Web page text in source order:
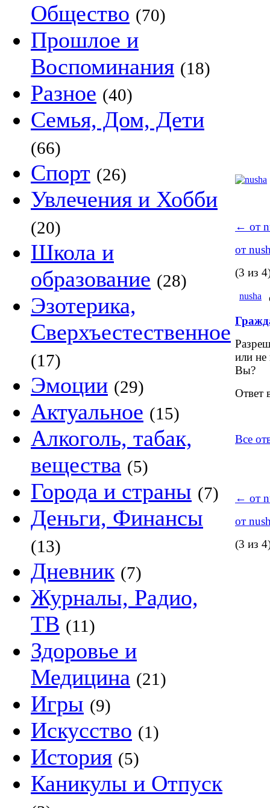
Общество (70)
Прошлое и
Воспоминания (18)
Разное (40)
Семья, Дом, Дети
(66)
Спорт (26)
Увлечения и Хобби
(20)
Школа и
образование (28)
Эзотерика,
Сверхъестественное
(17)
Эмоции (29)
Актуальное (15)
Алкоголь, табак,
вещества (5)
Города и страны (7)
Деньги, Финансы
(13)
Дневник (7)
Журналы, Радио,
ТВ (11)
Здоровье и
Медицина (21)
Игры (9)
Искусство (1)
История (5)
Каникулы и Отпуск
← от
от
(3 из
nusha
или не
Вы?
Ответ
Все
← от
от
(3 из